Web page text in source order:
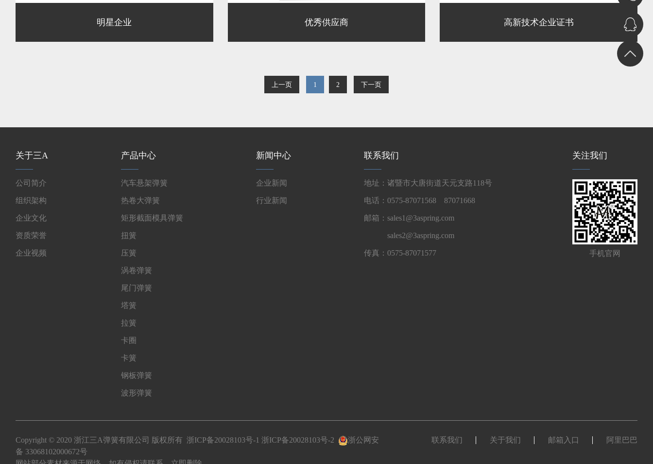
明星企业 优秀供应商 高新技术企业证书
上一页 1 2 下一页
关于三A
公司简介
组织架构
企业文化
资质荣誉
企业视频
产品中心
汽车悬架弹簧
热卷大弹簧
矩形截面模具弹簧
扭簧
压簧
涡卷弹簧
尾门弹簧
塔簧
拉簧
卡圈
卡簧
钢板弹簧
波形弹簧
新闻中心
企业新闻
行业新闻
联系我们
地址：诸暨市大唐街道天元支路118号
电话：0575-87071568 87071668
邮箱：sales1@3aspring.com
sales2@3aspring.com
传真：0575-87071577
关注我们
手机官网
联系我们 关于我们 邮箱入口 阿里巴巴
Copyright © 2020 浙江三A弹簧有限公司 版权所有 浙ICP备20028103号-1 浙ICP备20028103号-2
浙公网安
备 33068102000672号